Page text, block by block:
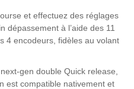
et effectuez des réglages
dépassement à l’aide des 11
4 encodeurs, fidèles au volant
gen double Quick release,
est compatible nativement et